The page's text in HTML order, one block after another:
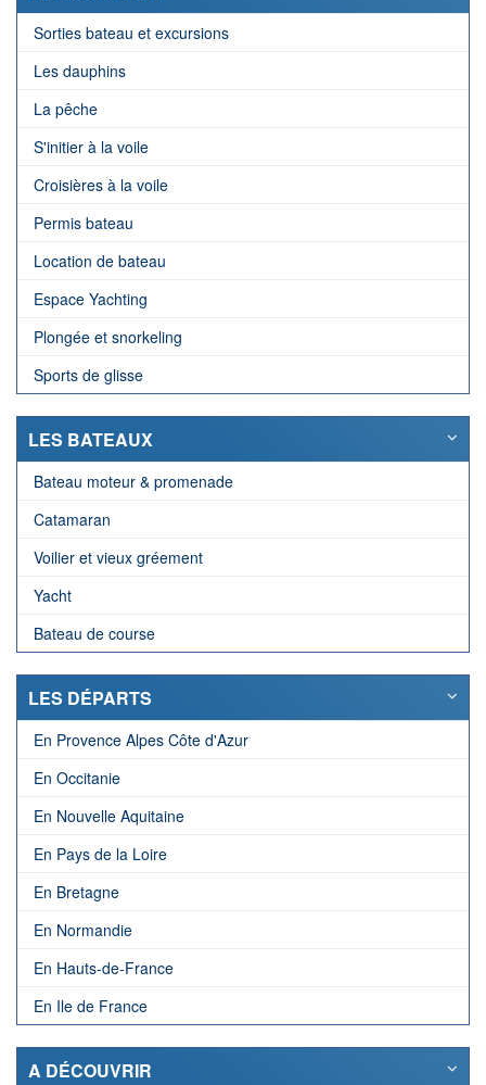
Sorties bateau et excursions
Les dauphins
La pêche
S'initier à la voile
Croisières à la voile
Permis bateau
Location de bateau
Espace Yachting
Plongée et snorkeling
Sports de glisse
LES BATEAUX
Bateau moteur & promenade
Catamaran
Voilier et vieux gréement
Yacht
Bateau de course
LES DÉPARTS
En Provence Alpes Côte d'Azur
En Occitanie
En Nouvelle Aquitaine
En Pays de la Loire
En Bretagne
En Normandie
En Hauts-de-France
En Ile de France
A DÉCOUVRIR